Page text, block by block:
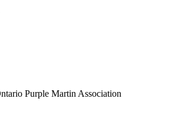
Purple Martin Association